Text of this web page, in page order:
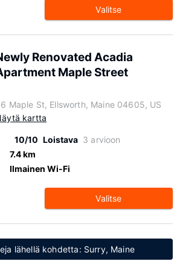
Valitse
Renovated Acadia
Maple Street
Maple St, Ellsworth, Maine 04605, US
kartta
10/10 Loistava 3 arvioon
7.4 km
Ilmainen Wi-Fi
Valitse
lähellä kohdetta: Surry, Maine